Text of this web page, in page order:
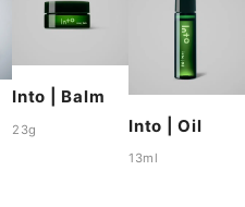
Into | Balm
23g Into | Oil
13ml